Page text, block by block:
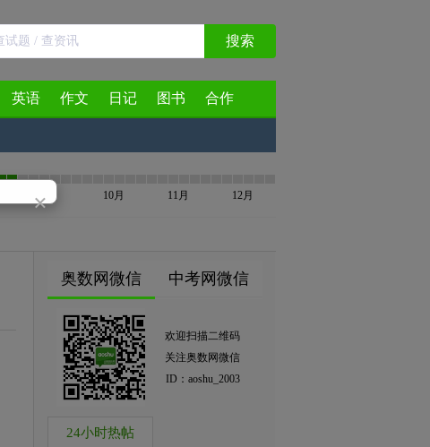
×
搜索
英语 作文 日记 图书 合作
9月 10月 11月 12月
奥数网微信 中考网微信
欢迎扫描二维码
关注奥数网微信
ID：aoshu_2003
24小时热帖